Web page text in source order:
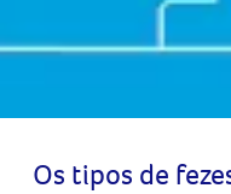
Os tipos de